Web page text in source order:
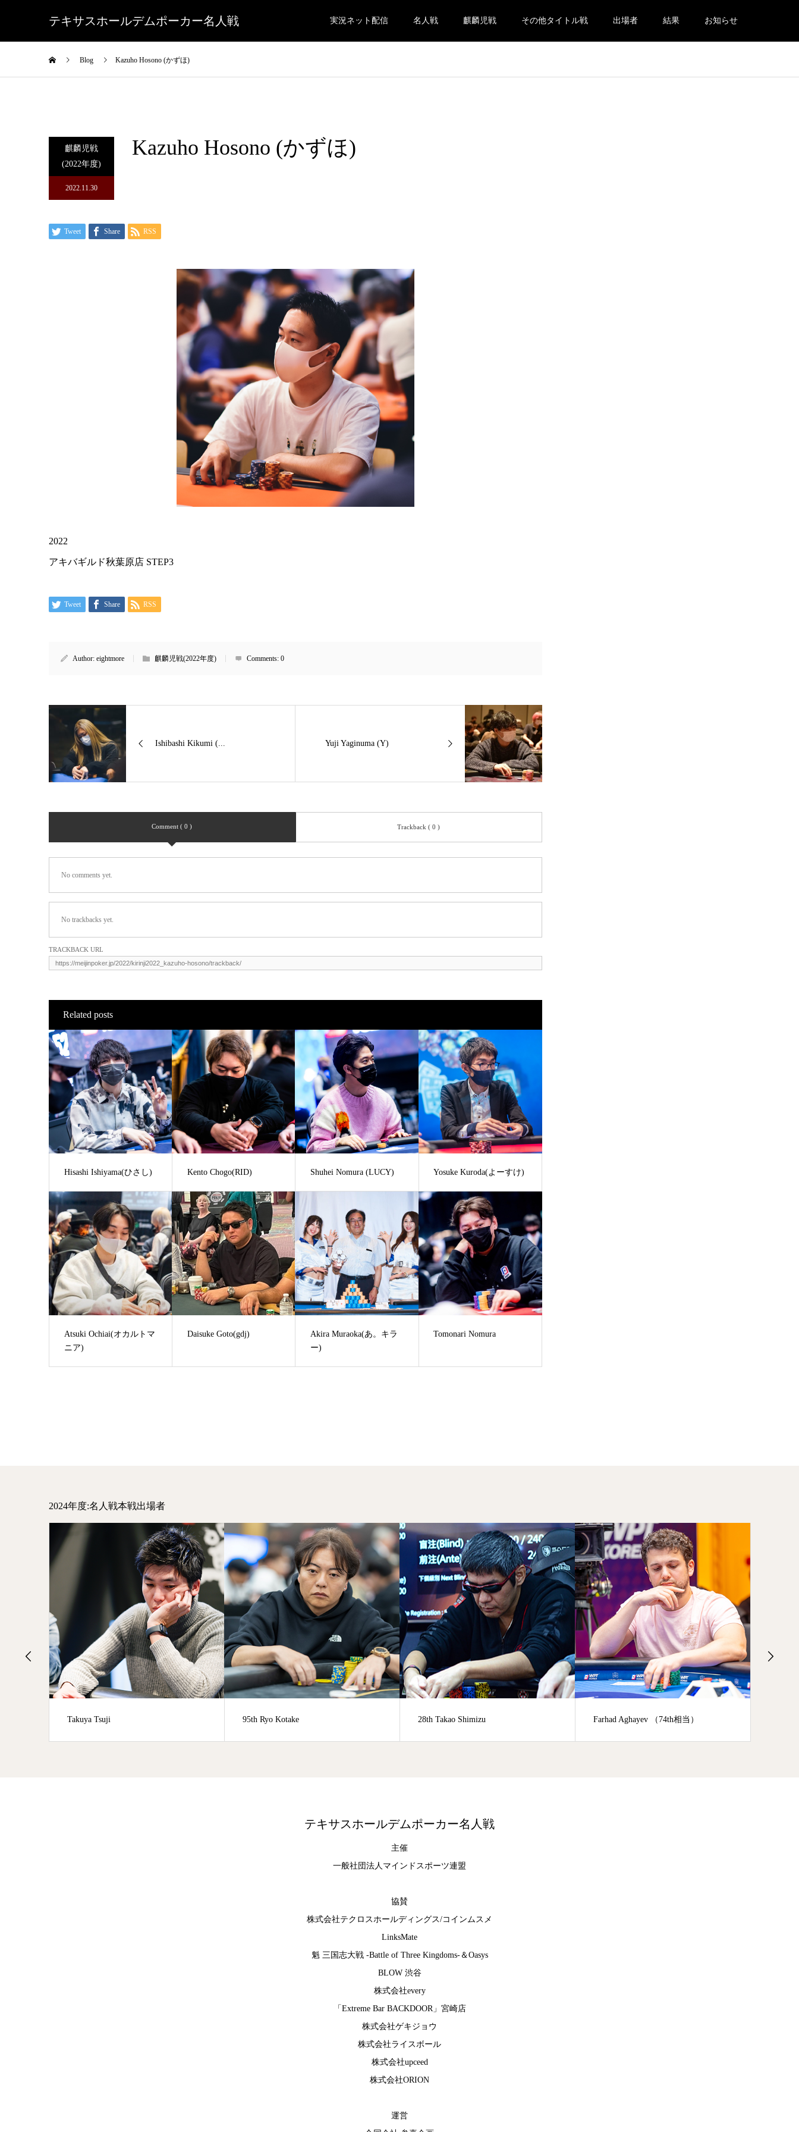
テキサスホールデムポーカー名人戦 実況ネット配信 名人戦 麒麟児戦 その他タイトル戦 出場者 結果 お知らせ
Blog Kazuho Hosono (かずほ)
麒麟児戦
(2022年度)
2022.11.30
Kazuho Hosono (かずほ)
Tweet Share RSS
2022
アキバギルド秋葉原店 STEP3
Tweet Share RSS
Author: eightmore 麒麟児戦(2022年度) Comments: 0
Ishibashi Kikumi (... Yuji Yaginuma (Y)
Comment ( 0 ) Trackback ( 0 )
No comments yet.
No trackbacks yet.
TRACKBACK URL
Related posts
Hisashi Ishiyama(ひさし) Kento Chogo(RID) Shuhei Nomura (LUCY) Yosuke Kuroda(よーすけ)
Atsuki Ochiai(オカルトマ
ニア)
Daisuke Goto(gdj)
Akira Muraoka(あ。キラ
ー)
Tomonari Nomura
2024年度:名人戦本戦出場者
28th Takao Shimizu Farhad Aghayev （74th相当） 66th Tomoyuki Yoshimiya
テキサスホールデムポーカー名人戦
主催
一般社団法人マインドスポーツ連盟
協賛
株式会社テクロスホールディングス/コインムスメ
LinksMate
魁 三国志大戦 -Battle of Three Kingdoms-＆ Oasys
BLOW 渋谷
株式会社every
「Extreme Bar BACKDOOR」宮崎店
株式会社ゲキジョウ
株式会社ライスボール
株式会社upceed
株式会社ORION
運営